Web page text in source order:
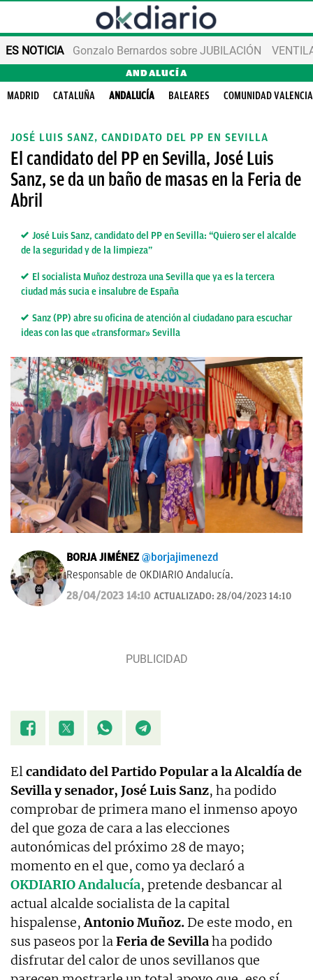
ES NOTICIA Gonzalo Bernardos sobre JUBILACIÓN
ANDALUCÍA
MADRID CATALUÑA ANDALUCÍA BALEARES COMUNIDAD
JOSÉ LUIS SANZ, CANDIDATO DEL PP EN SEVILLA
El candidato del PP en Sevilla, José Luis
Sanz, se da un baño de masas en la Feria de
Abril
José Luis Sanz, candidato del PP en Sevilla: “Quiero ser el alcalde
de la seguridad y de la limpieza”
El socialista Muñoz destroza una Sevilla que ya es la tercera
ciudad más sucia e insalubre de España
Sanz (PP) abre su oficina de atención al ciudadano para escuchar
ideas con las que «transformar» Sevilla
BORJA JIMÉNEZ @borjajimenezd
Responsable de OKDIARIO Andalucía.
28/04/2023 14:10 ACTUALIZADO: 28/04/2023 14:10
Elcandidato del Partido Popular a la Alcaldía de
Sevilla y senador, José Luis Sanz, ha podido
comprobar de primera mano el inmenso apoyo
del que goza de cara a las elecciones
autonómicas del próximo 28 de mayo;
momento en el que, como ya declaró a
OKDIARIO Andalucía, pretende desbancar al
actual alcalde socialista de la capital
hispalense,Antonio Muñoz. De este modo, en
sus paseos por laFeria de Sevillaha podido
disfrutar del calor de unos sevillanos que